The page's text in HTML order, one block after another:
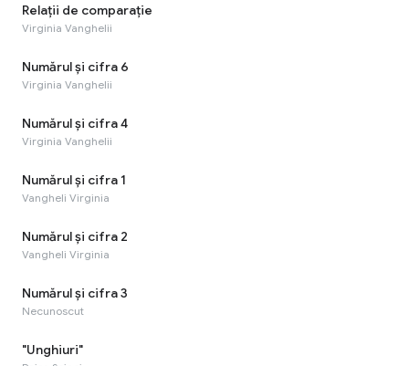
Relații de comparație
Virginia Vanghelii
Numărul și cifra 6
Virginia Vanghelii
Numărul și cifra 4
Virginia Vanghelii
Numărul și cifra 1
Vangheli Virginia
Numărul și cifra 2
Vangheli Virginia
Numărul și cifra 3
Necunoscut
"Unghiuri"